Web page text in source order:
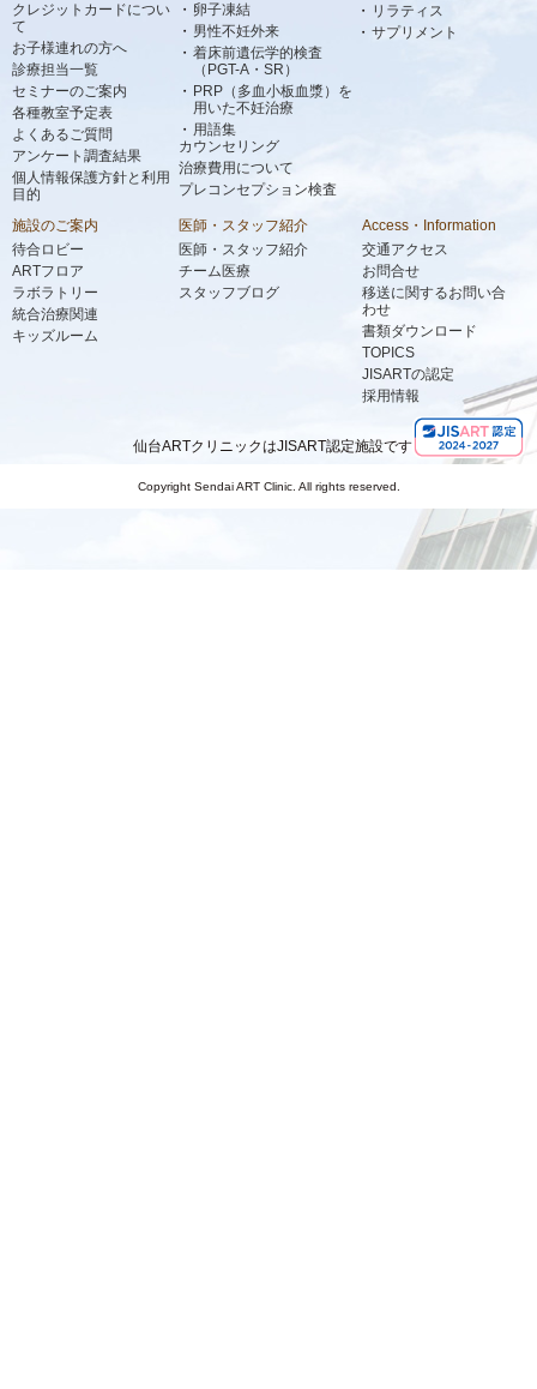
クレジットカードについ
て
お子様連れの方へ
診療担当一覧
セミナーのご案内
各種教室予定表
よくあるご質問
アンケート調査結果
個人情報保護方針と利用
目的
卵子凍結
男性不妊外来
着床前遺伝学的検査
（PGT-A・SR）
PRP（多血小板血漿）を
用いた不妊治療
用語集
カウンセリング
治療費用について
プレコンセプション検査
リラティス
サプリメント
施設のご案内
待合ロビー
ARTフロア
ラボラトリー
統合治療関連
キッズルーム
医師・スタッフ紹介
医師・スタッフ紹介
チーム医療
スタッフブログ
Access・Information
交通アクセス
お問合せ
移送に関するお問い合
わせ
書類ダウンロード
TOPICS
JISARTの認定
採用情報
仙台ARTクリニックはJISART認定施設です
Copyright Sendai ART Clinic. All rights reserved.